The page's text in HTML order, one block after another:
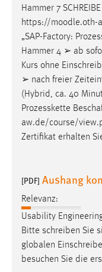
Hammer 7
https://moodle.oth-
„SAP-Factory:
Hammer 4 ➢ ab
Kurs ohne
➢ nach freier
(Hybrid, ca. 40
Prozesskette
aw.de/course/
Zertifikat erhalten
[PDF] Aushang
Relevanz:
Usability
Bitte schreiben Sie
globalen
besuchen Sie die
Name:
MibewSessionID,
chat-frame-style-
Zweck:
Wird benötigt um
Cookie Laufzeit:
Jahre,
fe_user,
Zweck:
Dieser Cookie ist
einloggen zu